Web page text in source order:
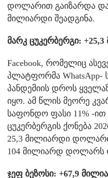
დოლარით გაიზარდა და
მილიარდი შეადგინა.
მარკ ცუკერბერგი:
Facebook, რომელიც
პლატფორმა WhatsApp-
პანდემიის დროს
იყო. ამ წლის მეორე
საფონდო ფასი 11% -ით
ცუკერბერგის ქონება
25,3 მილიარდი
104 მილიარდ
ჯეფ ბეზოსი: +67,9